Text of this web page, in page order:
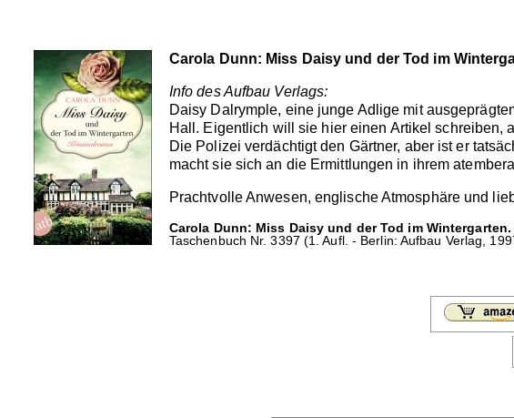
Carola Dunn: Miss Daisy und der Tod im
Info des Aufbau Verlags:
Daisy Dalrymple, eine junge Adlige mit
Hall. Eigentlich will sie hier einen Artikel schreiben,
Die Polizei verdächtigt den Gärtner, aber ist er
macht sie sich an die Ermittlungen in ihrem
Prachtvolle Anwesen, englische Atmosphäre und
Carola Dunn: Miss Daisy und der Tod im Wintergarten.
Taschenbuch Nr. 3397 (1. Aufl. - Berlin: Aufbau Verlag,